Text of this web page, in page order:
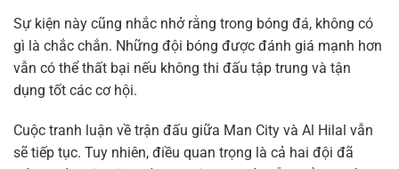
Sự kiện này cũng nhắc nhở rằng trong bóng đá, không có
gì là chắc chắn. Những đội bóng được đánh giá mạnh hơn
vẫn có thể thất bại nếu không thi đấu tập trung và tận
dụng tốt các cơ hội.
Cuộc tranh luận về trận đấu giữa Man City và Al Hilal vẫn
sẽ tiếp tục. Tuy nhiên, điều quan trọng là cả hai đội đã